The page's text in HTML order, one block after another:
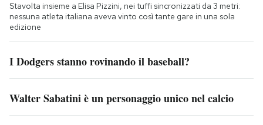
Stavolta insieme a Elisa Pizzini, nei tuffi sincronizzati da 3 metri:
nessuna atleta italiana aveva vinto così tante gare in una sola
edizione
I Dodgers stanno rovinando il baseball?
Walter Sabatini è un personaggio unico nel calcio